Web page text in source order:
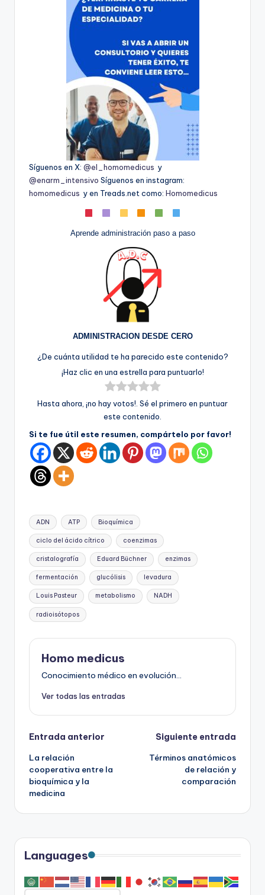
Síguenos en X: @el_homomedicus y
@enarm_intensivo Síguenos en instagram:
homomedicus y en Treads.net como: Homomedicus
Aprende administración paso a paso
ADMINISTRACION DESDE CERO
¿De cuánta utilidad te ha parecido este contenido?
¡Haz clic en una estrella para puntuarlo!
Hasta ahora, ¡no hay votos!. Sé el primero en puntuar
este contenido.
Si te fue útil este resumen, compártelo por favor!
Etiquetas:
ADN ATP Bioquímica
ciclo del ácido cítrico coenzimas
cristalografía Eduard Büchner enzimas
fermentación glucólisis levadura
Louis Pasteur metabolismo NADH
radioisótopos
Homo medicus
Conocimiento médico en evolución...
Ver todas las entradas
Navegación
de
entradas
Entrada anterior
La relación
cooperativa entre la
bioquímica y la
medicina
Siguiente entrada
Términos anatómicos
de relación y
comparación
Languages